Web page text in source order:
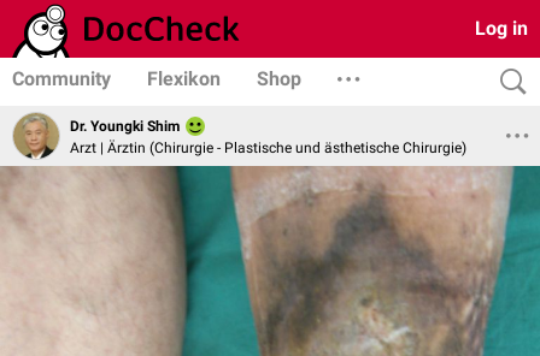
Log in
Community Flexikon Shop
Dr. Youngki Shim
Arzt | Ärztin (Chirurgie - Plastische und ästhetische Chirurgie)